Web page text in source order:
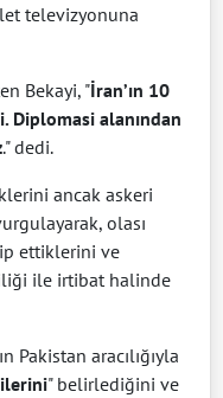
televizyonuna
Bekayi, "İran’ın 10
Diplomasi alanından
." dedi.
ancak askeri
olası
ettiklerini ve
ile irtibat halinde
Pakistan aracılığıyla
" belirlediğini ve